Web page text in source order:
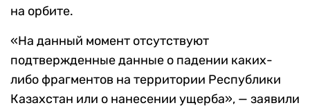
на орбите.
«На данный момент отсутствуют
подтвержденные данные о падении каких-
либо фрагментов на территории Республики
Казахстан или о нанесении ущерба», — заявили